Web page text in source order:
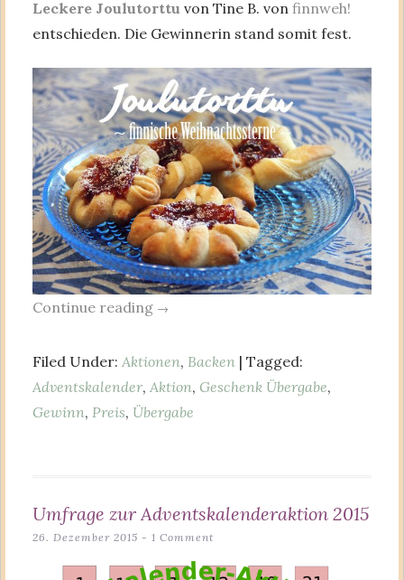
Leckere Joulutorttu von Tine B. von finnweh!
entschieden. Die Gewinnerin stand somit fest.
Continue reading →
Filed Under: Aktionen, Backen | Tagged:
Adventskalender, Aktion, Geschenk Übergabe,
Gewinn, Preis, Übergabe
Umfrage zur Adventskalenderaktion 2015
26. Dezember 2015 1 Comment